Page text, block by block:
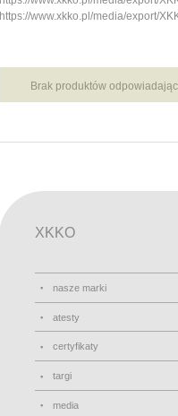
https://www.xkko.pl/media/export/
Brak produktów
XKKO
nasze marki
atesty
certyfikaty
targi
media